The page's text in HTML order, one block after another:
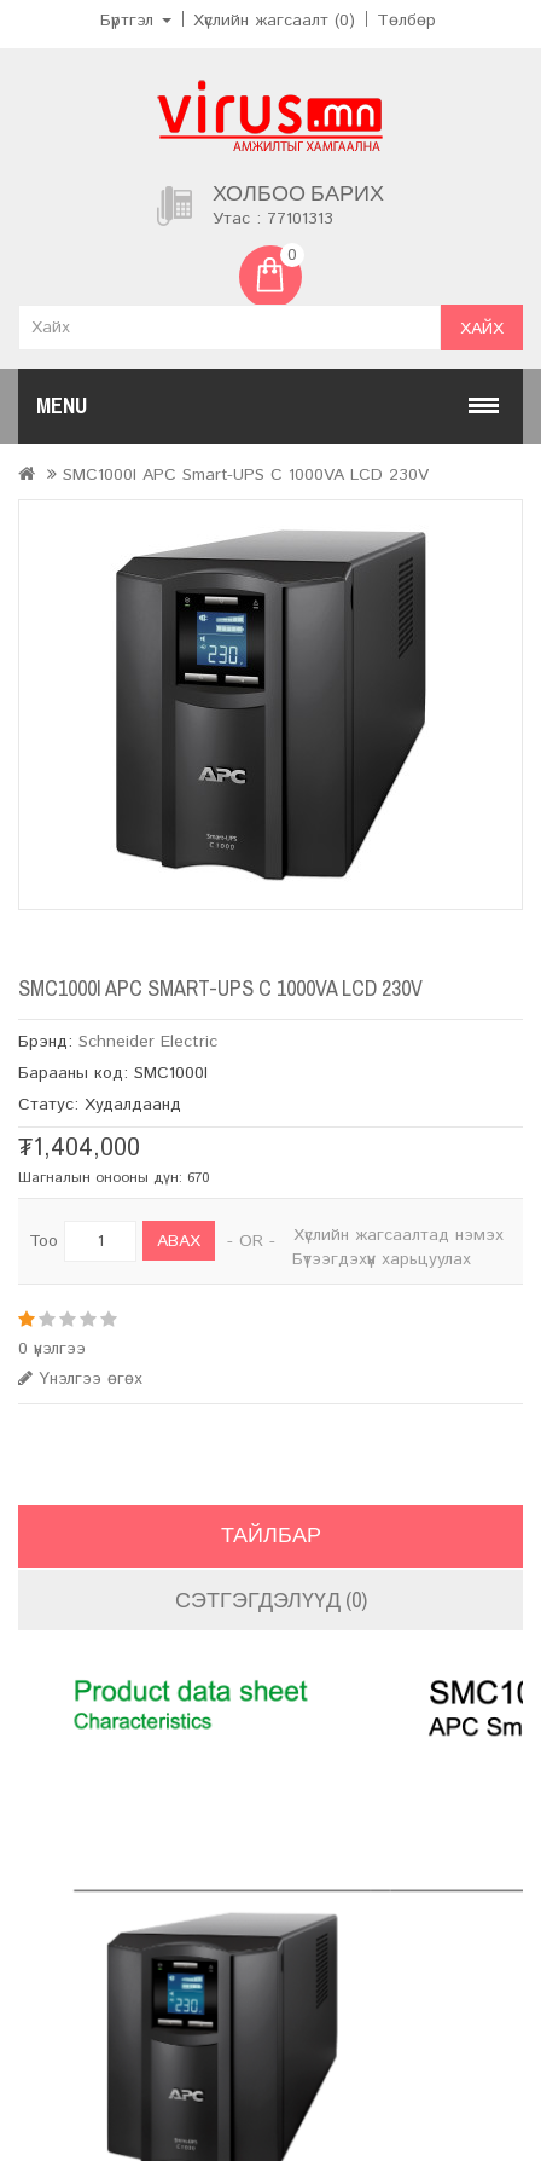
Бүртгэл Хүслийн жагсаалт (0) Төлбөр
ХОЛБОО БАРИХ
Утас : 77101313
0
ХАЙХ
MENU
SMC1000I APC Smart-UPS C 1000VA LCD 230V
SMC1000I APC SMART-UPS C 1000VA LCD 230V
Брэнд: Schneider Electric
Барааны код: SMC1000I
Статус: Худалдаанд
₮1,404,000
Шагналын онооны дүн: 670
Тоо АВАХ - OR -
Хүслийн жагсаалтад нэмэх
Бүтээгдэхүүн харьцуулах
0 үнэлгээ
Үнэлгээ өгөх
ТАЙЛБАР
СЭТГЭГДЭЛҮҮД (0)